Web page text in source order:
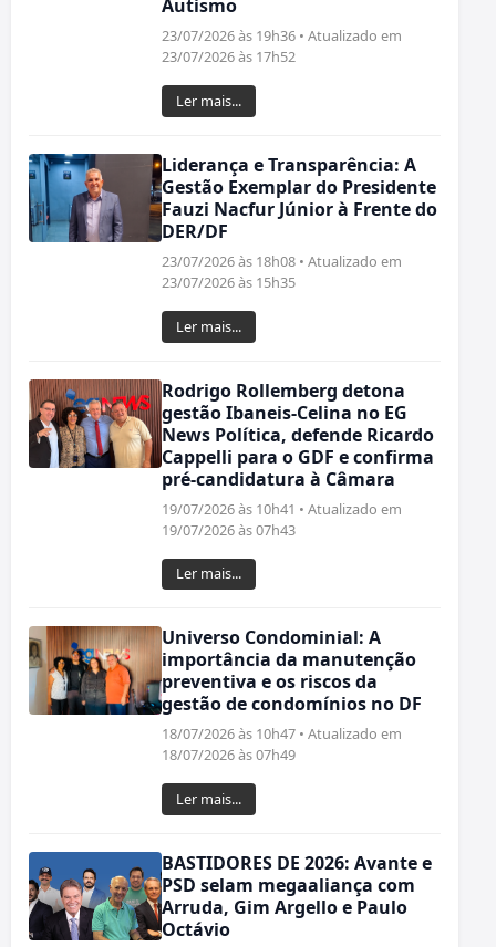
Autismo
23/07/2026 às 19h36 • Atualizado em
23/07/2026 às 17h52
Ler mais...
Liderança e Transparência: A
Gestão Exemplar do Presidente
Fauzi Nacfur Júnior à Frente do
DER/DF
23/07/2026 às 18h08 • Atualizado em
23/07/2026 às 15h35
Ler mais...
Rodrigo Rollemberg detona
gestão Ibaneis-Celina no EG
News Política, defende Ricardo
Cappelli para o GDF e confirma
pré-candidatura à Câmara
19/07/2026 às 10h41 • Atualizado em
19/07/2026 às 07h43
Ler mais...
Universo Condominial: A
importância da manutenção
preventiva e os riscos da
gestão de condomínios no DF
18/07/2026 às 10h47 • Atualizado em
18/07/2026 às 07h49
Ler mais...
BASTIDORES DE 2026: Avante e
PSD selam megaaliança com
Arruda, Gim Argello e Paulo
Octávio